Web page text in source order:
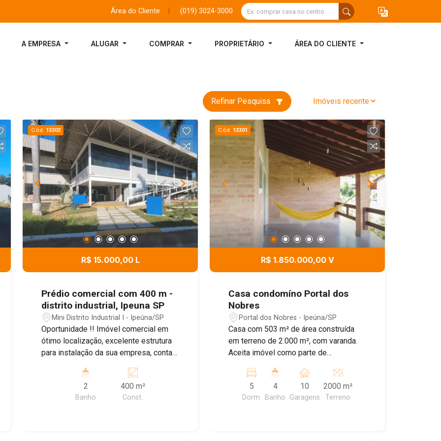
Área do Cliente (019) 3024-3000
A EMPRESA ALUGAR COMPRAR PROPRIETÁRIO ÁREA DO CLIENTE
Refinar Pesquisa
Cód. 13302
R$ 15.000,00 L
Prédio comercial com 400 m -
distrito industrial, Ipeuna SP
Mini Distrito Industrial I - Ipeúna/SP
Oportunidade !! Imóvel comercial em
ótimo localização, excelente estrutura
para instalação da sua empresa, conta
com metragens boas em amplo
espaços já com móveis ( a negociar ) e
ar condicionado para melhor ambiente
2
Banho
400 m²
Const.
Cód. 13301
R$ 1.850.000,00 V
Casa condomíno Portal dos
Nobres
Portal dos Nobres - Ipeúna/SP
Casa com 503 m² de área construída
em terreno de 2.000 m², com varanda.
Aceita imóvel como parte de
pavimentos, implantado em amplo
terreno de 2.000 m², com 503 m² de
área construída, oferecendo conforto,
5
Dorm.
4
Banho
10
Garagens
2000 m²
Terreno